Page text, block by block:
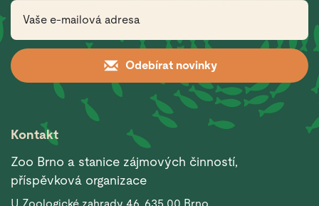
Odebírat novinky
Kontakt
Zoo Brno a stanice zájmových činností,
příspěvková organizace